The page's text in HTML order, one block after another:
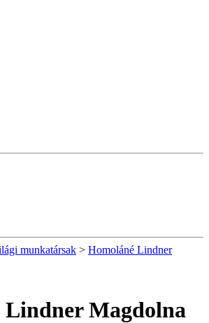
munkatársak > Homoláné Lindner
Lindner Magdolna